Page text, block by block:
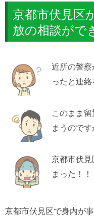
京都市伏見区
放の相談がで
近所の警察
ったと連絡
このまま
まうので
京都市伏
まった！！
京都市伏見区で身内が